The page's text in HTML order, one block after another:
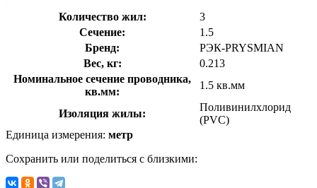
Количество жил:
3
Сечение:
1.5
Бренд:
РЭК-PRYSMIAN
Вес, кг:
0.213
Номинальное сечение проводника,
кв.мм:
1.5 кв.мм
Изоляция жилы:
Поливинилхлорид
(PVC)
Единица измерения: метр
Сохранить или поделиться с близкими: